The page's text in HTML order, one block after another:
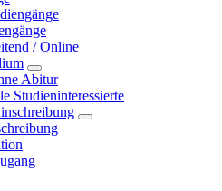
/ Online
Abitur
Studieninteressierte